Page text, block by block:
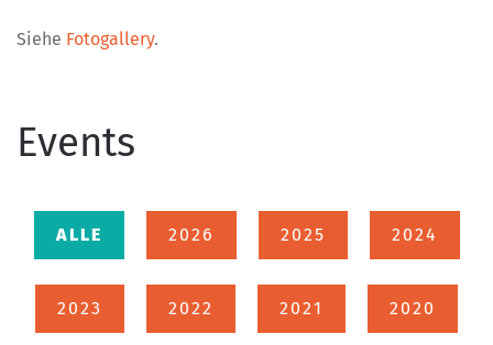
Siehe Fotogallery.
Events
ALLE 2026 2025 2024
2023 2022 2021 2020